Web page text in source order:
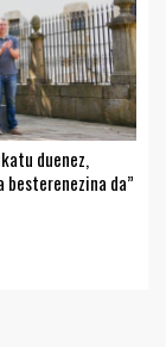
duenez,
besterenezina da”